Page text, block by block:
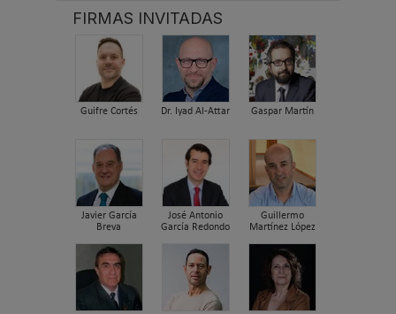
FIRMAS INVITADAS
Guifre Cortés Dr. Iyad Al-Attar Gaspar Martín
Javier García
Breva
José Antonio
García Redondo
Guillermo
Martínez López